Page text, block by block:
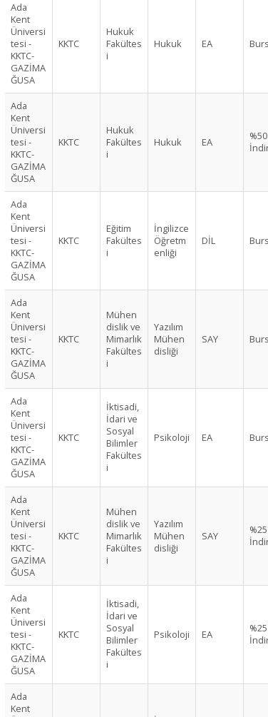
Ada
Kent
Üniversi
tesi -
KKTC-
GAZİMA
ĞUSA
KKTC
Hukuk
Fakültes
i
Hukuk EA
Ada
Kent
Üniversi
tesi -
KKTC-
GAZİMA
ĞUSA
KKTC
Hukuk
Fakültes
i
Hukuk EA
%50
Ada
Kent
Üniversi
tesi -
KKTC-
GAZİMA
ĞUSA
KKTC
Eğitim
Fakültes
i
İngilizce
Öğretm
enliği
DİL
Ada
Kent
Üniversi
tesi -
KKTC-
GAZİMA
ĞUSA
KKTC
Mühen
dislik ve
Mimarlık
Fakültes
i
Yazılım
Mühen
disliği
SAY
Ada
Kent
Üniversi
tesi -
KKTC-
GAZİMA
ĞUSA
KKTC
İktisadi,
İdari ve
Sosyal
Bilimler
Fakültes
i
Psikoloji EA
Ada
Kent
Üniversi
tesi -
KKTC-
GAZİMA
ĞUSA
KKTC
Mühen
dislik ve
Mimarlık
Fakültes
i
Yazılım
Mühen
disliği
SAY
%25
Ada
Kent
Üniversi
tesi -
KKTC-
GAZİMA
ĞUSA
KKTC
İktisadi,
İdari ve
Sosyal
Bilimler
Fakültes
i
Psikoloji EA
%25
Ada
Kent